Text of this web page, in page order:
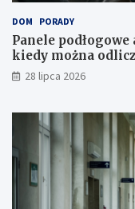
DOM PORADY
Panele
kiedy można
28 lipca 2026